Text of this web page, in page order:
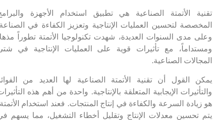
تقنية الأتمتة الصناعية هي تطبيق استخدام الأجهزة والبرامج
المخصصة لتحسين العمليات الإنتاجية وتعزيز الكفاءة في الصناعة.
وعلى مدى السنوات العديدة، شهدت تكنولوجيا الأتمتة تطوراً مذهلاً
ومستداماً، مع تأثيرات قوية على العمليات الإنتاجية في شتى
المجالات الصناعية.
يمكن القول أن تقنية الأتمتة الصناعية لها العديد من الفوائد
والتأثيرات الإيجابية المتعلقة بالإنتاجية. واحدة من أهم هذه التأثيرات
هو زيادة السرعة والكفاءة في إنتاج المنتجات. فعند استخدام الأتمتة،
يتم تحسين معدلات الإنتاج وتقليل أخطاء التشغيل، مما يسهم في